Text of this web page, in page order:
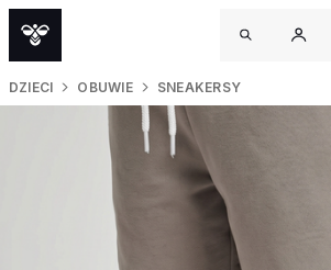
DZIECI OBUWIE SNEAKERSY